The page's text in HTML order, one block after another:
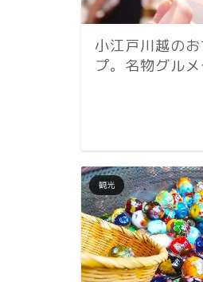
小江戸川越の
プ。名物グル
観光